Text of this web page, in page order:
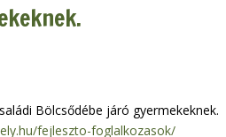
Bölcsődébe járó gyermekeknek.
fejleszto-foglalkozasok/